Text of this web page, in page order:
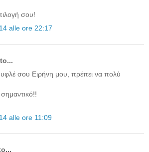
σου!
alle ore 22:17
σου Ειρήνη μου, πρέπει να πολύ
alle ore 11:09